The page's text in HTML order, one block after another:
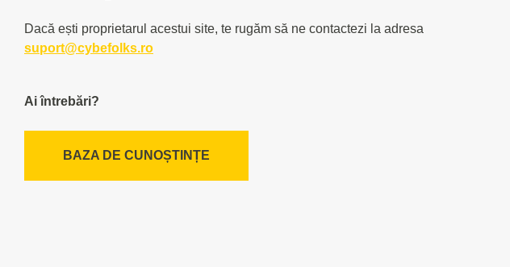
Dacă ești proprietarul acestui site, te rugăm să ne contactezi la adresa
suport@cybefolks.ro
Ai întrebări?
BAZA DE CUNOȘTINȚE